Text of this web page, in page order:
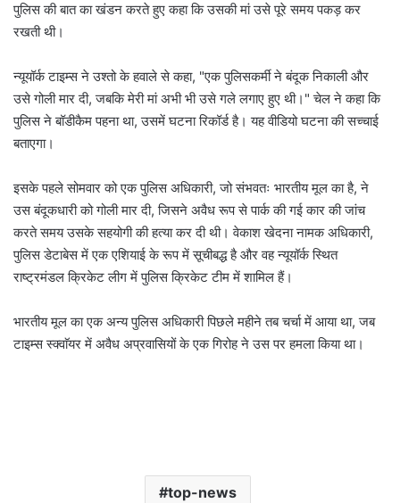
पुलिस की बात का खंडन करते हुए कहा कि उसकी मां उसे पूरे समय पकड़ कर
रखती थी।
न्यूयॉर्क टाइम्स ने उश्तो के हवाले से कहा, "एक पुलिसकर्मी ने बंदूक निकाली और
उसे गोली मार दी, जबकि मेरी मां अभी भी उसे गले लगाए हुए थी।" चेल ने कहा कि
पुलिस ने बॉडीकैम पहना था, उसमें घटना रिकॉर्ड है। यह वीडियो घटना की सच्चाई
बताएगा।
इसके पहले सोमवार को एक पुलिस अधिकारी, जो संभवतः भारतीय मूल का है, ने
उस बंदूकधारी को गोली मार दी, जिसने अवैध रूप से पार्क की गई कार की जांच
करते समय उसके सहयोगी की हत्या कर दी थी। वेकाश खेदना नामक अधिकारी,
पुलिस डेटाबेस में एक एशियाई के रूप में सूचीबद्ध है और वह न्यूयॉर्क स्थित
राष्ट्रमंडल क्रिकेट लीग में पुलिस क्रिकेट टीम में शामिल हैं।
भारतीय मूल का एक अन्य पुलिस अधिकारी पिछले महीने तब चर्चा में आया था, जब
टाइम्स स्क्वाॅयर में अवैध अप्रवासियों के एक गिरोह ने उस पर हमला किया था।
top-news